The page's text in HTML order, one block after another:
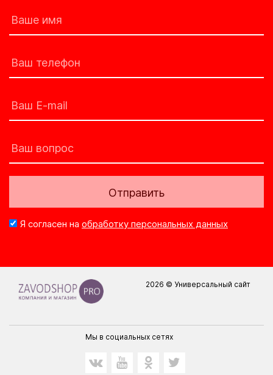
Отправить
Я согласен на обработку персональных данных
2026 © Универсальный сайт
Мы в социальных сетях